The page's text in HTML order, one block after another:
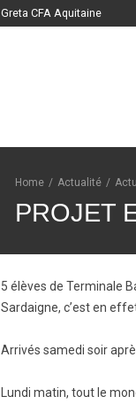
Greta CFA Aquitaine
Home / Actualité /
PROJET
5 élèves de Terminale
Sardaigne, c’est en
Arrivés samedi soir
Lundi matin, tout le